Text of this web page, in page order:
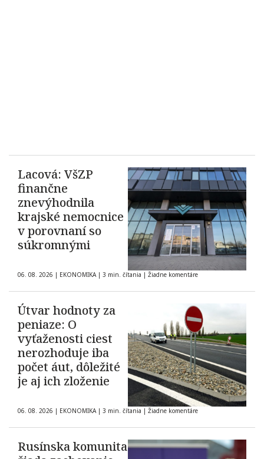
Lacová: VšZP
finančne
znevýhodnila
krajské nemocnice
v porovnaní so
súkromnými
06. 08. 2026 | EKONOMIKA | 3 min. čítania | Žiadne komentáre
Útvar hodnoty za
peniaze: O
vyťaženosti ciest
nerozhoduje iba
počet áut, dôležité
je aj ich zloženie
06. 08. 2026 | EKONOMIKA | 3 min. čítania | Žiadne komentáre
Rusínska komunita